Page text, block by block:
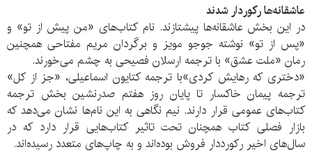
عاشقانه‌ها رکوردار شدند
در این بخش عاشقانه‌ها پیشتازند. نام کتاب‌های «من پیش از تو» و
«پس از تو» نوشته جوجو مویز و برگردان مریم مفتاحی همچنین
رمان «ملت عشق» با ترجمه ارسلان فصیحی به چشم می‌خورند.
«دختری که رهایش کردی»با ترجمه کتایون اسماعیلی، «جز از کل»
ترجمه پیمان خاکسار تا پایان روز هفتم صدرنشین بخش ترجمه
کتاب‌های عمومی قرار دارند. نیم نگاهی به این نام‌ها نشان می‌دهد که
بازار فصلی کتاب همچنان تحت تاثیر کتاب‌هایی قرار دارد که در
سال‌های اخیر رکورددار فروش بوده‌اند و به چاپ‌های متعدد رسیده‌اند.